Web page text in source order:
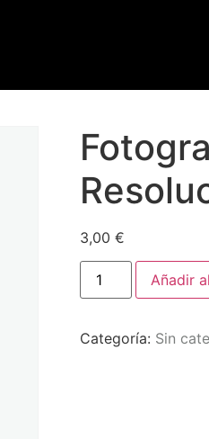
3,00 €
Añadir
Categoría: Sin